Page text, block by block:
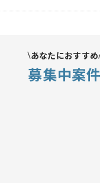
あなたにおすすめ
募集中案件